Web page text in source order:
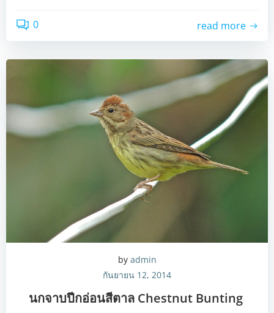
0 read more
by admin
กันยายน 12, 2014
นกจาบปีกอ่อนสีตาล Chestnut Bunting